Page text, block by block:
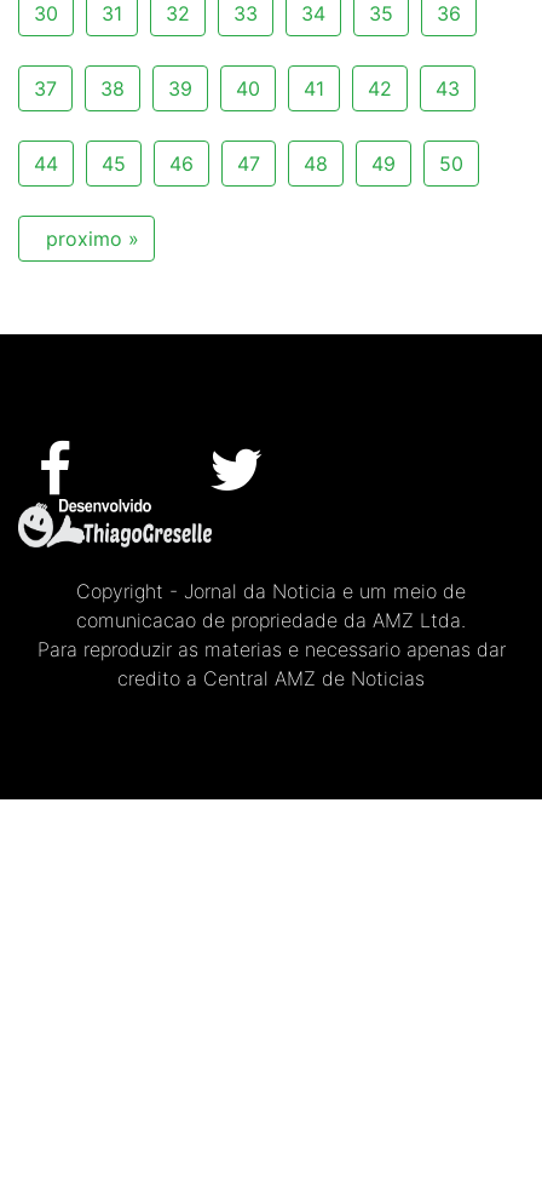
30 31 32 33 34 35 36
37 38 39 40 41 42 43
44 45 46 47 48 49 50
proximo »
Copyright - Jornal da Noticia e um meio de
comunicacao de propriedade da AMZ Ltda.
Para reproduzir as materias e necessario apenas dar
credito a Central AMZ de Noticias